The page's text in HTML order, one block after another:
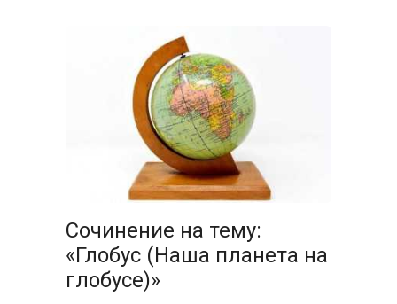
Сочинение на тему:
«Глобус (Наша планета на
глобусе)»